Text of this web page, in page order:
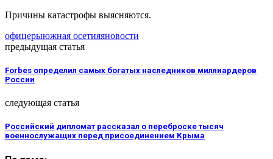
Причины катастрофы выясняются.
офицерыюжная осетияяновости
предыдущая статья
Forbes определил самых богатых наследников миллиардеров
России
следующая статья
Российский дипломат рассказал о переброске тысяч
военнослужащих перед присоединением Крыма